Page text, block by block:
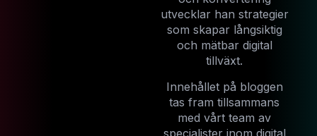
utvecklar han strategier
som skapar långsiktig
och mätbar digital
tillväxt.
Innehållet på bloggen
tas fram tillsammans
med vårt team av
specialister inom digital